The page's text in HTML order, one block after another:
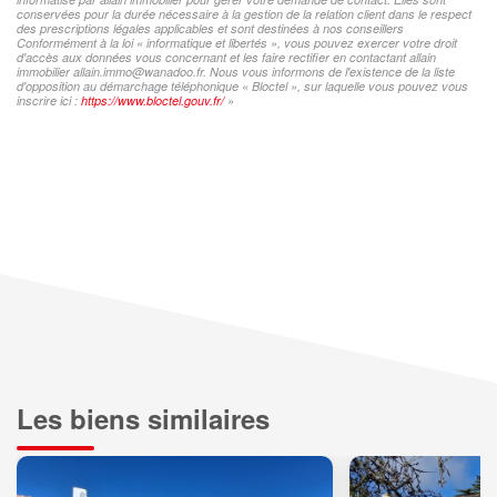
conservées pour la durée nécessaire à la gestion de la relation client dans le respect
des prescriptions légales applicables et sont destinées à nos conseillers
Conformément à la loi « informatique et libertés », vous pouvez exercer votre droit
d'accès aux données vous concernant et les faire rectifier en contactant allain
immobilier allain.immo@wanadoo.fr. Nous vous informons de l'existence de la liste
d'opposition au démarchage téléphonique « Bloctel », sur laquelle vous pouvez vous
inscrire ici : https://www.bloctel.gouv.fr/»
Les biens similaires